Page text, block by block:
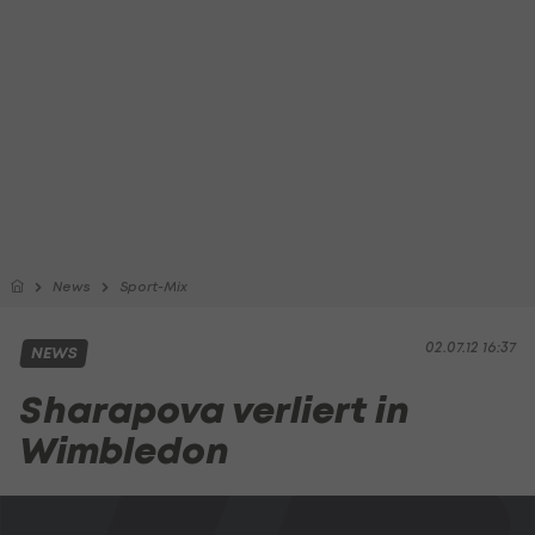
News Sport-Mix
02.07.12 16:37
NEWS
Sharapova verliert in
Wimbledon